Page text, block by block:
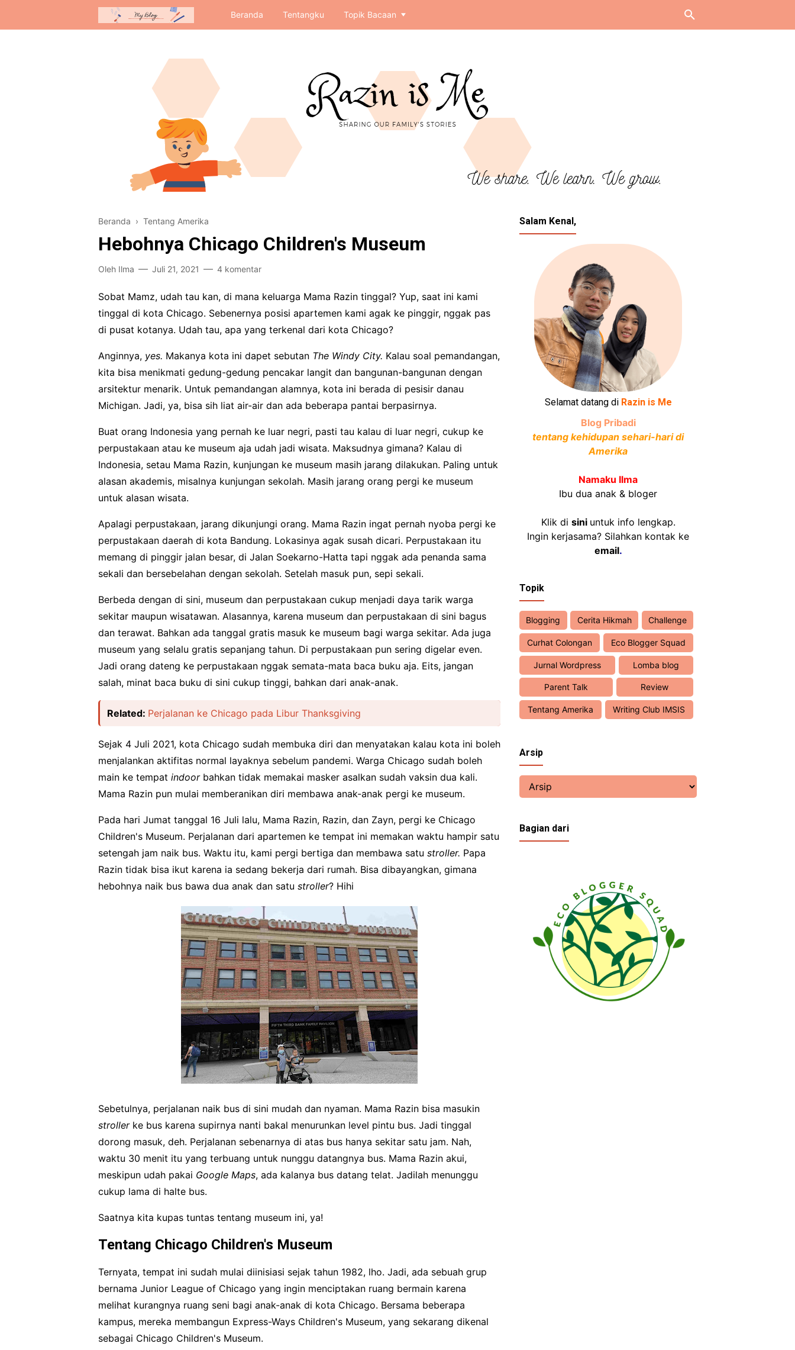
Beranda Tentangku Topik Bacaan
Beranda › Tentang Amerika
Hebohnya Chicago Children's Museum
Oleh Ilma Juli 21, 2021 4 komentar
Sobat Mamz, udah tau kan, di mana keluarga Mama Razin tinggal? Yup, saat ini kami
tinggal di kota Chicago. Sebenernya posisi apartemen kami agak ke pinggir, nggak pas
di pusat kotanya. Udah tau, apa yang terkenal dari kota Chicago?
Anginnya, yes. Makanya kota ini dapet sebutan The Windy City. Kalau soal pemandangan,
kita bisa menikmati gedung-gedung pencakar langit dan bangunan-bangunan dengan
arsitektur menarik. Untuk pemandangan alamnya, kota ini berada di pesisir danau
Michigan. Jadi, ya, bisa sih liat air-air dan ada beberapa pantai berpasirnya.
Buat orang Indonesia yang pernah ke luar negri, pasti tau kalau di luar negri, cukup ke
perpustakaan atau ke museum aja udah jadi wisata. Maksudnya gimana? Kalau di
Indonesia, setau Mama Razin, kunjungan ke museum masih jarang dilakukan. Paling untuk
alasan akademis, misalnya kunjungan sekolah. Masih jarang orang pergi ke museum
untuk alasan wisata.
Apalagi perpustakaan, jarang dikunjungi orang. Mama Razin ingat pernah nyoba pergi ke
perpustakaan daerah di kota Bandung. Lokasinya agak susah dicari. Perpustakaan itu
memang di pinggir jalan besar, di Jalan Soekarno-Hatta tapi nggak ada penanda sama
sekali dan bersebelahan dengan sekolah. Setelah masuk pun, sepi sekali.
Berbeda dengan di sini, museum dan perpustakaan cukup menjadi daya tarik warga
sekitar maupun wisatawan. Alasannya, karena museum dan perpustakaan di sini bagus
dan terawat. Bahkan ada tanggal gratis masuk ke museum bagi warga sekitar. Ada juga
museum yang selalu gratis sepanjang tahun. Di perpustakaan pun sering digelar even.
Jadi orang dateng ke perpustakaan nggak semata-mata baca buku aja. Eits, jangan
salah, minat baca buku di sini cukup tinggi, bahkan dari anak-anak.
Related: Perjalanan ke Chicago pada Libur Thanksgiving
Sejak 4 Juli 2021, kota Chicago sudah membuka diri dan menyatakan kalau kota ini boleh
menjalankan aktifitas normal layaknya sebelum pandemi. Warga Chicago sudah boleh
main ke tempat indoor bahkan tidak memakai masker asalkan sudah vaksin dua kali.
Mama Razin pun mulai memberanikan diri membawa anak-anak pergi ke museum.
Pada hari Jumat tanggal 16 Juli lalu, Mama Razin, Razin, dan Zayn, pergi ke Chicago
Children's Museum. Perjalanan dari apartemen ke tempat ini memakan waktu hampir satu
setengah jam naik bus. Waktu itu, kami pergi bertiga dan membawa satu stroller. Papa
Razin tidak bisa ikut karena ia sedang bekerja dari rumah. Bisa dibayangkan, gimana
hebohnya naik bus bawa dua anak dan satu stroller? Hihi
Sebetulnya, perjalanan naik bus di sini mudah dan nyaman. Mama Razin bisa masukin
strollerke bus karena supirnya nanti bakal menurunkan level pintu bus. Jadi tinggal
dorong masuk, deh. Perjalanan sebenarnya di atas bus hanya sekitar satu jam. Nah,
waktu 30 menit itu yang terbuang untuk nunggu datangnya bus. Mama Razin akui,
meskipun udah pakai Google Maps, ada kalanya bus datang telat. Jadilah menunggu
cukup lama di halte bus.
Saatnya kita kupas tuntas tentang museum ini, ya!
Tentang Chicago Children's Museum
Ternyata, tempat ini sudah mulai diinisiasi sejak tahun 1982, lho. Jadi, ada sebuah grup
bernama Junior League of Chicago yang ingin menciptakan ruang bermain karena
melihat kurangnya ruang seni bagi anak-anak di kota Chicago. Bersama beberapa
kampus, mereka membangun Express-Ways Children's Museum, yang sekarang dikenal
sebagai Chicago Children's Museum.
Salam Kenal,
Selamat datang di Razin is Me
Blog Pribadi
tentang kehidupan sehari-hari di
Amerika
Namaku Ilma
Ibu dua anak & bloger
Klik di sini untuk info lengkap.
Ingin kerjasama? Silahkan kontak ke
email.
Topik
Blogging Cerita Hikmah Challenge
Curhat Colongan Eco Blogger Squad
Jurnal Wordpress Lomba blog
Parent Talk Review
Tentang Amerika Writing Club IMSIS
Arsip
Bagian dari